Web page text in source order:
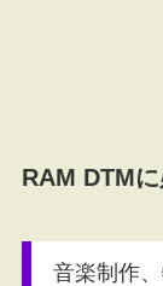
RAM DTM
音楽制作